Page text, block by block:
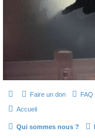
Faire un don FAQ
Accueil
Qui sommes nous ?